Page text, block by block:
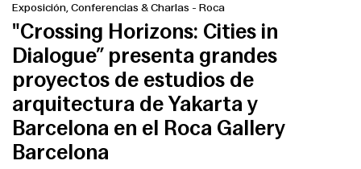
Exposición, Conferencias & Charlas - Roca
"Crossing Horizons: Cities in
Dialogue” presenta grandes
proyectos de estudios de
arquitectura de Yakarta y
Barcelona en el Roca Gallery
Barcelona